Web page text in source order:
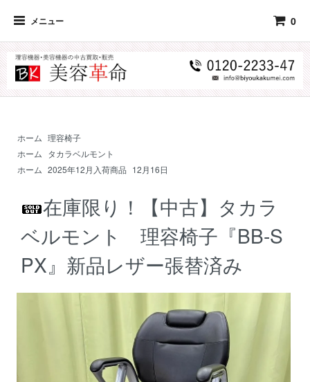
メニュー 0
ホーム 理容椅子
ホーム タカラベルモント
ホーム 2025年12月入荷商品 12月16日
在庫限り！【中古】タカラ
ベルモント 理容椅子『BB-S
PX』新品レザー張替済み